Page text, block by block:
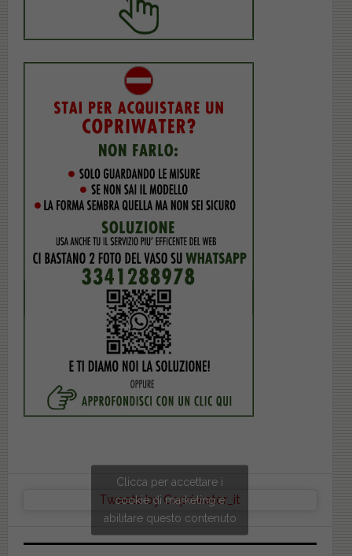
Tweets by Copriwater_it
Clicca per accettare i
cookie di marketing e
abilitare questo contenuto